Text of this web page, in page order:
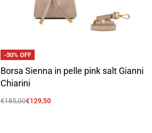
-30% OFF
Borsa Sienna in pelle pink salt Gianni
Chiarini
€185,00€129,50